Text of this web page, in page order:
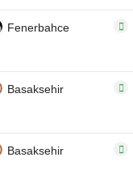
Fenerbahce
Basaksehir
Basaksehir